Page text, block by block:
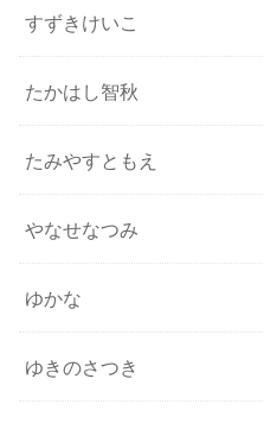
すずきけいこ
たかはし智秋
たみやすともえ
やなせなつみ
ゆかな
ゆきのさつき